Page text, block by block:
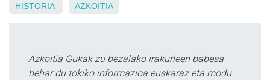
HISTORIA AZKOITIA
Azkoitia Gukak zu bezalako irakurleen babesa
behar du tokiko informazioa euskaraz eta modu